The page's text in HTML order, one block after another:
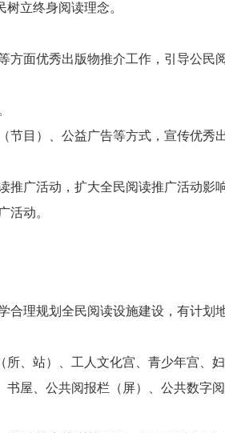
立终身阅读理念。
方面优秀出版物推介工作，引导公民
节目）、公益广告等方式，宣传优秀
广活动，扩大全民阅读推广活动影响
活动。
合理规划全民阅读设施建设，有计划
、站）、工人文化宫、青少年宫、
屋、公共阅报栏（屏）、公共数字